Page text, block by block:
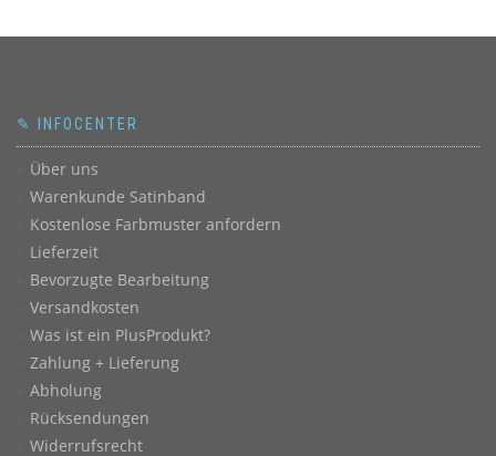
✎ INFOCENTER
Über uns
Warenkunde Satinband
Kostenlose Farbmuster anfordern
Lieferzeit
Bevorzugte Bearbeitung
Versandkosten
Was ist ein PlusProdukt?
Zahlung + Lieferung
Abholung
Rücksendungen
Widerrufsrecht